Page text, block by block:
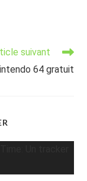
suivant
64 gratuit